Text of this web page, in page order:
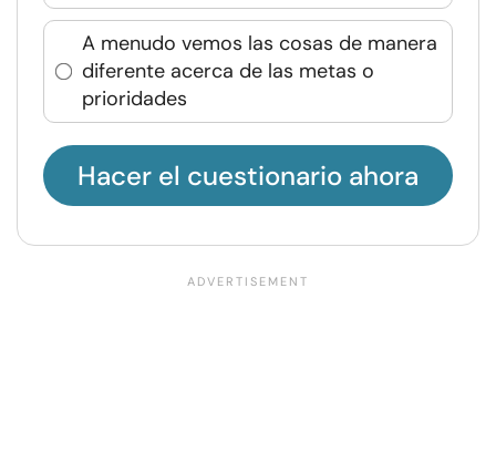
A menudo vemos las cosas de manera
diferente acerca de las metas o
prioridades
Hacer el cuestionario ahora